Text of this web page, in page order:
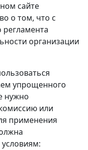
сайте
о том, что с
организации
упрощенного
нужно
или
применения